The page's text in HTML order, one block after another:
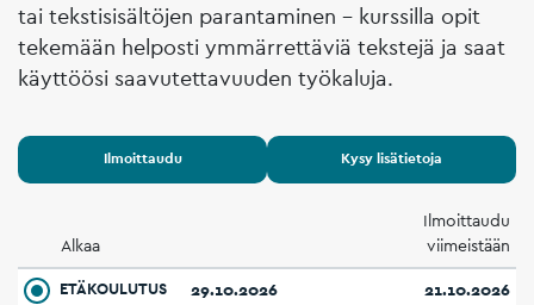
tai tekstisisältöjen parantaminen – kurssilla opit
tekemään helposti ymmärrettäviä tekstejä ja saat
käyttöösi saavutettavuuden työkaluja.
Ilmoittaudu Kysy lisätietoja
Alkaa
Ilmoittaudu
viimeistään
ETÄKOULUTUS 29.10.2026 21.10.2026